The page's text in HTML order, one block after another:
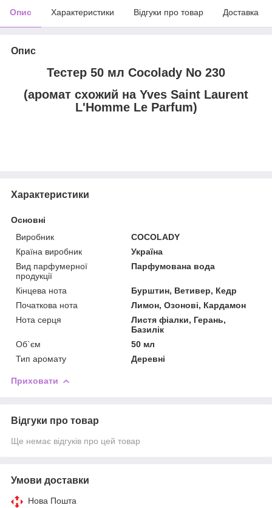
Опис Характеристики Відгуки про товар Доставка
Опис
Тестер 50 мл Cocolady No 230
(аромат схожий на Yves Saint Laurent
L'Homme Le Parfum)
Характеристики
Основні
Виробник
COCOLADY
Країна виробник
Україна
Вид парфумерної
продукції
Парфумована вода
Кінцева нота
Бурштин, Ветивер, Кедр
Початкова нота
Лимон, Озонові, Кардамон
Нота серця
Листя фіалки, Герань,
Базилік
Об`єм
50 мл
Тип аромату
Деревні
Приховати
Відгуки про товар
Ще немає відгуків про цей товар
Умови доставки
Нова Пошта